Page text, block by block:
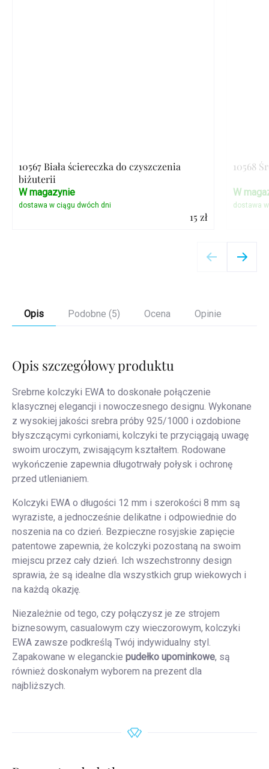
10567 Biała ściereczka do czyszczenia
biżuterii
15 zł
W magazynie
10568
W
Opis Podobne (5) Ocena Opinie
Opis szczegółowy produktu
Srebrne kolczyki EWA to doskonałe połączenie
klasycznej elegancji i nowoczesnego designu. Wykonane
z wysokiej jakości srebra próby 925/1000 i ozdobione
błyszczącymi cyrkoniami, kolczyki te przyciągają uwagę
swoim uroczym, zwisającym kształtem. Rodowane
wykończenie zapewnia długotrwały połysk i ochronę
przed utlenianiem.
Kolczyki EWA o długości 12 mm i szerokości 8 mm są
wyraziste, a jednocześnie delikatne i odpowiednie do
noszenia na co dzień. Bezpieczne rosyjskie zapięcie
patentowe zapewnia, że kolczyki pozostaną na swoim
miejscu przez cały dzień. Ich wszechstronny design
sprawia, że są idealne dla wszystkich grup wiekowych i
na każdą okazję.
Niezależnie od tego, czy połączysz je ze strojem
biznesowym, casualowym czy wieczorowym, kolczyki
EWA zawsze podkreślą Twój indywidualny styl.
Zapakowane w eleganckie pudełko upominkowe, są
również doskonałym wyborem na prezent dla
najbliższych.